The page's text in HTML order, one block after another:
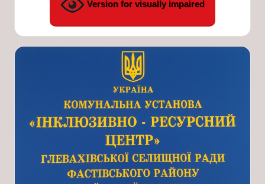
Version for visually impaired